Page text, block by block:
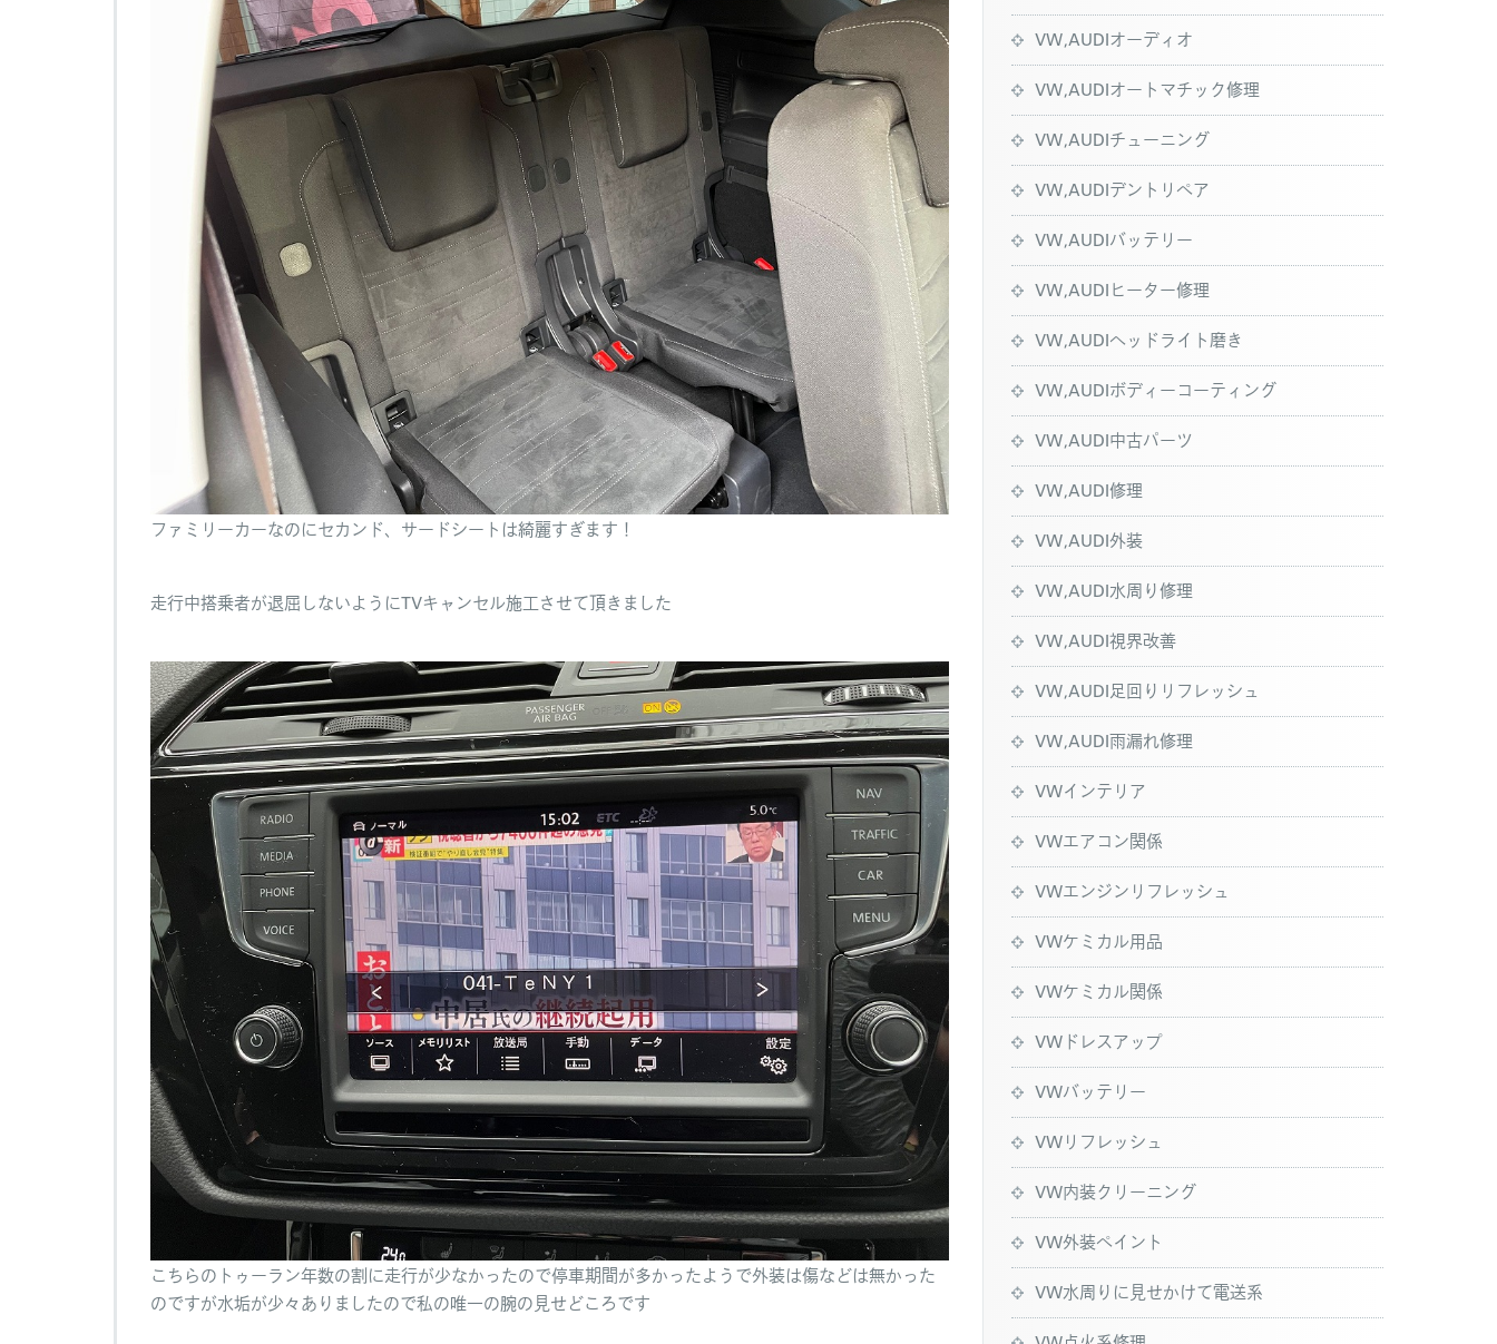
ファミリーカーなのにセカンド、サードシートは綺麗すぎます！
走行中搭乗者が退屈しないようにTVキャンセル施工させて頂きました
こちらのトゥーラン年数の割に走行が少なかったので停車期間が多かったようで外装は傷などは無かった
のですが水垢が少々ありましたので私の唯一の腕の見せどころです
VW,AUDIオーディオ
VW,AUDIオートマチック修理
VW,AUDIチューニング
VW,AUDIデントリペア
VW,AUDIバッテリー
VW,AUDIヒーター修理
VW,AUDIヘッドライト磨き
VW,AUDIボディーコーティング
VW,AUDI中古パーツ
VW,AUDI修理
VW,AUDI外装
VW,AUDI水周り修理
VW,AUDI視界改善
VW,AUDI足回りリフレッシュ
VW,AUDI雨漏れ修理
VWインテリア
VWエアコン関係
VWエンジンリフレッシュ
VWケミカル用品
VWケミカル関係
VWドレスアップ
VWバッテリー
VWリフレッシュ
VW内装クリーニング
VW外装ペイント
VW水周りに見せかけて電送系